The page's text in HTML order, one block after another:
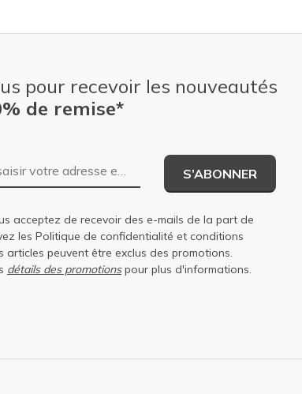
pour recevoir les nouveautés
de remise*
mail
S’ABONNER
acceptez de recevoir des e-mails de la part de
les Politique de confidentialité et conditions
articles peuvent être exclus des promotions.
détails des promotionspour plus d'informations.